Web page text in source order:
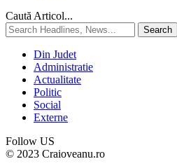
Caută Articol...
Din Judet
Administratie
Actualitate
Politic
Social
Externe
Follow US
© 2023 Craioveanu.ro